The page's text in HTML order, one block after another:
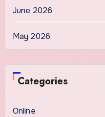
June 2026
May 2026
Categories
Online